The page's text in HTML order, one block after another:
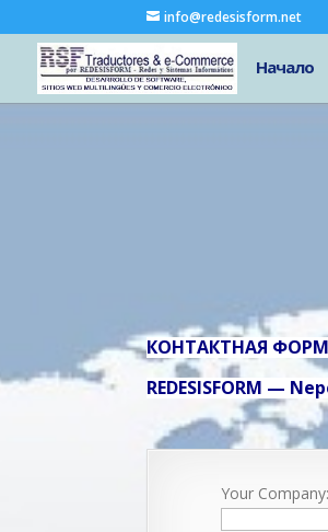
info@redesisform.net
Начало
КОНТАКТНАЯ
REDESISFORM —
Your